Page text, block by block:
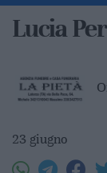
Lucia
23 giugno